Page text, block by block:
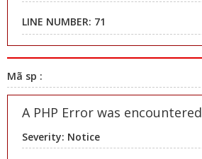
LINE NUMBER: 71
Mã sp :
A PHP Error was encountered
Severity: Notice